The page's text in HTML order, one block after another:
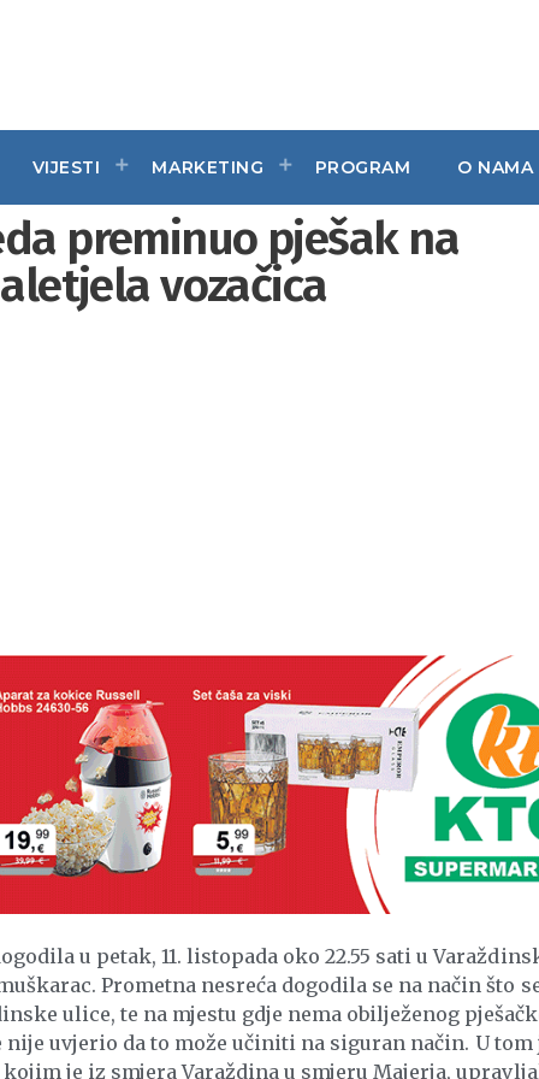
VIJESTI MARKETING PROGRAM O NAMA
preminuo pješak na
vozačica
u petak, 11. listopada oko 22.55 sati u
Prometna nesreća dogodila se na način što
ulice, te na mjestu gdje nema obilježenog
uvjerio da to može učiniti na siguran način. U tom
je iz smjera Varaždina u smjeru Majerja,